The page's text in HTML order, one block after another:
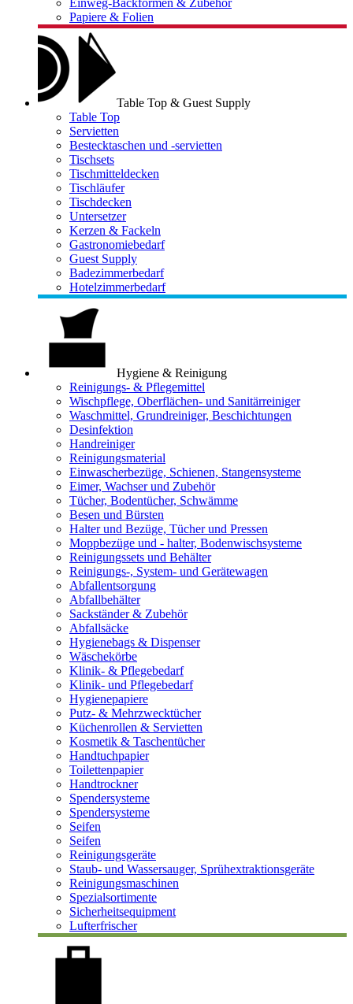
Einweg-Backformen & Zubehör
Papiere & Folien
Table Top & Guest Supply
Table Top
Servietten
Bestecktaschen und -servietten
Tischsets
Tischmitteldecken
Tischläufer
Tischdecken
Untersetzer
Kerzen & Fackeln
Gastronomiebedarf
Guest Supply
Badezimmerbedarf
Hotelzimmerbedarf
Hygiene & Reinigung
Reinigungs- & Pflegemittel
Wischpflege, Oberflächen- und Sanitärreiniger
Waschmittel, Grundreiniger, Beschichtungen
Desinfektion
Handreiniger
Reinigungsmaterial
Einwascherbezüge, Schienen, Stangensysteme
Eimer, Wachser und Zubehör
Tücher, Bodentücher, Schwämme
Besen und Bürsten
Halter und Bezüge, Tücher und Pressen
Moppbezüge und - halter, Bodenwischsysteme
Reinigungssets und Behälter
Reinigungs-, System- und Gerätewagen
Abfallentsorgung
Abfallbehälter
Sackständer & Zubehör
Abfallsäcke
Hygienebags & Dispenser
Wäschekörbe
Klinik- & Pflegebedarf
Klinik- und Pflegebedarf
Hygienepapiere
Putz- & Mehrzwecktücher
Küchenrollen & Servietten
Kosmetik & Taschentücher
Handtuchpapier
Toilettenpapier
Handtrockner
Spendersysteme
Spendersysteme
Seifen
Seifen
Reinigungsgeräte
Staub- und Wassersauger, Sprühextraktionsgeräte
Reinigungsmaschinen
Spezialsortimente
Sicherheitsequipment
Lufterfrischer